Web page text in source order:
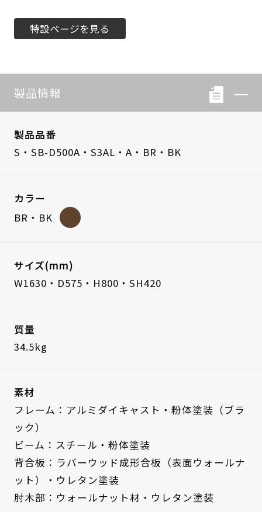
特設ページを見る
製品情報
製品品番
S・SB-D500A・S3AL・A・BR・BK
カラー
BR・BK
サイズ(mm)
W1630・D575・H800・SH420
質量
34.5kg
素材
フレーム：アルミダイキャスト・粉体塗装（ブラ
ック）
ビーム：スチール・粉体塗装
背合板：ラバーウッド成形合板（表面ウォールナ
ット）・ウレタン塗装
肘木部：ウォールナット材・ウレタン塗装